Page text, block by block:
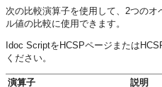
次の比較演算子を使用して、2つの
ル値の比較に使用できます。
Idoc ScriptをHCSPページまたは
ください。
演算子
説明